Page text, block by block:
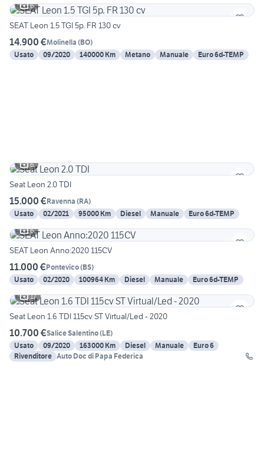
6
SEAT Leon 1.5 TGI 5p. FR 130 cv
14.900 €Molinella (BO)
Usato
09/2020 140000 Km Metano Manuale Euro 6d-TEMP
6
Seat Leon 2.0 TDI
15.000 €Ravenna (RA)
Usato
02/2021 95000 Km Diesel Manuale
Euro 6d-TEMP
6
SEAT Leon Anno:2020 115CV
11.000 €Pontevico(BS)
Usato
02/2020 100964 Km Diesel Manuale
Euro 6d-TEMP
17
Seat Leon 1.6 TDI 115cv ST Virtual/Led - 2020
10.700 €Salice Salentino(LE)
Usato
09/2020 163000 Km Diesel Manuale
Euro 6
Rivenditore Auto Doc di Papa Federica